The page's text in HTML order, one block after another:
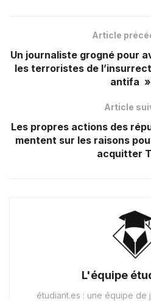
Article
Un journaliste grogné pour
les terroristes de
antifa »
Article
Les propres actions des
mentent sur les raisons
acquitter
L'équipe
étudiant.es : une équipe de